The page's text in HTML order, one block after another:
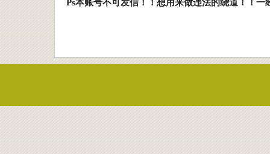
Ps本账号不可发信！！想用来做违法的绕道！！一